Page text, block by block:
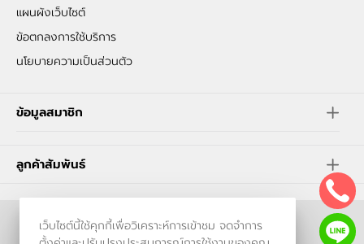
แผนผังเว็บไซต์
ข้อตกลงการใช้บริการ
นโยบายความเป็นส่วนตัว
ข้อมูลสมาชิก
ลูกค้าสัมพันธ์
ร้านค้าออนไลน์
เว็บไซต์นี้ใช้คุกกี้เพื่อวิเคราะห์การเข้าชม จดจำการ